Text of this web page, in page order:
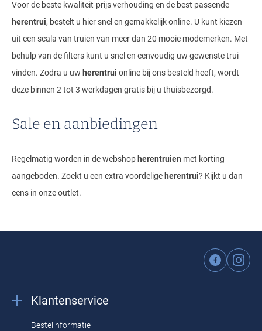
Voor de beste kwaliteit-prijs verhouding en de best passende
herentrui, bestelt u hier snel en gemakkelijk online. U kunt kiezen
uit een scala van truien van meer dan 20 mooie modemerken. Met
behulp van de filters kunt u snel en eenvoudig uw gewenste trui
vinden. Zodra u uw herentrui online bij ons besteld heeft, wordt
deze binnen 2 tot 3 werkdagen gratis bij u thuisbezorgd.
Sale en aanbiedingen
Regelmatig worden in de webshop herentruien met korting
aangeboden. Zoekt u een extra voordelige herentrui? Kijkt u dan
eens in onze outlet.
Klantenservice
Bestelinformatie